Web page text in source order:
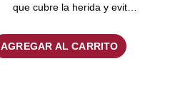
que cubre la herida y evit…
AGREGAR AL CARRITO